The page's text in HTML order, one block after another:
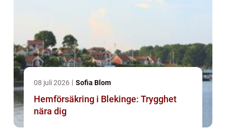
08 juli 2026 Sofia Blom
Hemförsäkring i Blekinge: Trygghet
nära dig